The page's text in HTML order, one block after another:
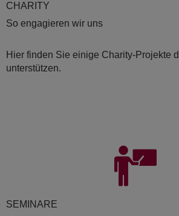
CHA­RI­TY
So engagieren wir uns
Hier finden Sie einige Charity-Projekte
unterstützen.
SE­MI­NA­RE